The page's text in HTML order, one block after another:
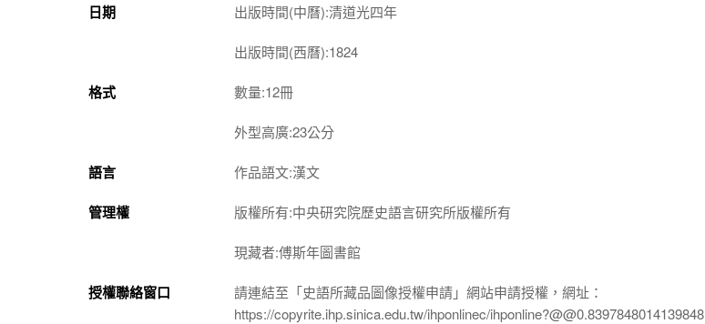
日期 出版時間(中曆):清道光四年
出版時間(西曆):1824
格式 數量:12冊
外型高廣:23公分
語言 作品語文:漢文
管理權 版權所有:中央研究院歷史語言研究所版權所有
現藏者:傅斯年圖書館
授權聯絡窗口
請連結至「史語所藏品圖像授權申請」網站申請授權，網址：
https://copyrite.ihp.sinica.edu.tw/ihponlinec/ihponline?@@0.8397848014139848